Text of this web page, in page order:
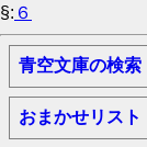
§: ６
青空文庫の検索
おまかせリスト